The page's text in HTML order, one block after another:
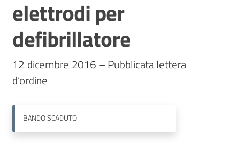
appaltanti
Contatti
elettrodi per
defibrillatore
12 dicembre 2016 – Pubblicata lettera
d’ordine
BANDOSCADUTO